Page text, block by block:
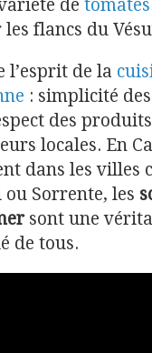
de
flancs du
l’esprit de la
: simplicité des
des
locales. En
dans les villes
Sorrente, les
sont une
de tous.